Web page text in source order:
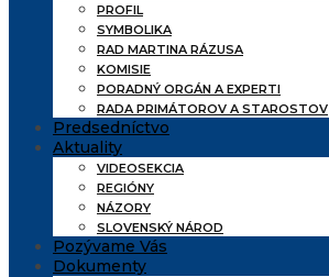
PROFIL
SYMBOLIKA
RAD MARTINA RÁZUSA
KOMISIE
PORADNÝ ORGÁN A EXPERTI
RADA PRIMÁTOROV A STAROSTOV
Predsedníctvo
Aktuality
VIDEOSEKCIA
REGIÓNY
NÁZORY
SLOVENSKÝ NÁROD
Pozývame Vás
Dokumenty